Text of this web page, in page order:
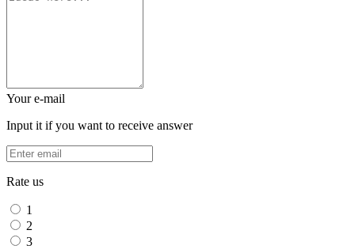
Your e-mail
Input it if you want to receive answer
Rate us
1
2
3